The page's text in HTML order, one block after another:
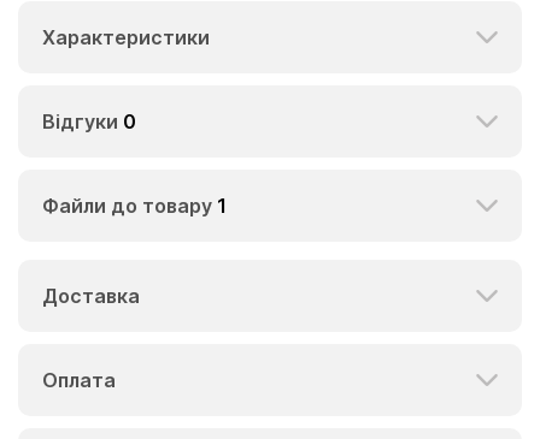
Характеристики
Відгуки 0
Файли до товару 1
Доставка
Оплата